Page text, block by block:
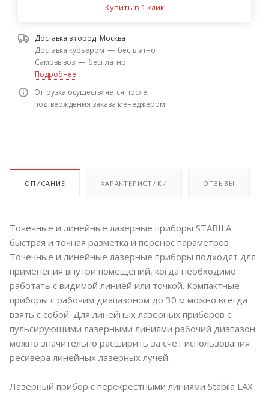
Купить в 1 клик
Доставка в город: Москва
Доставка курьером — бесплатно
Самовывоз — бесплатно
Подробнее
Отгрузка осуществляется после
подтверждения заказа менеджером.
ОПИСАНИЕ ХАРАКТЕРИСТИКИ ОТЗЫВЫ
Точечные и линейные лазерные приборы STABILA:
быстрая и точная разметка и перенос параметров
Точечные и линейные лазерные приборы подходят для
применения внутри помещений, когда необходимо
работать с видимой линией или точкой. Компактные
приборы с рабочим диапазоном до 30 м можно всегда
взять с собой. Для линейных лазерных приборов с
пульсирующими лазерными линиями рабочий диапазон
можно значительно расширить за счет использования
ресивера линейных лазерных лучей.
Лазерный прибор с перекрестными линиями Stabila LAX